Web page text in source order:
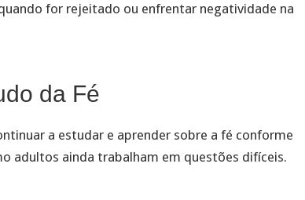
for rejeitado ou enfrentar negatividade na
da Fé
a estudar e aprender sobre a fé conforme
adultos ainda trabalham em questões difíceis.